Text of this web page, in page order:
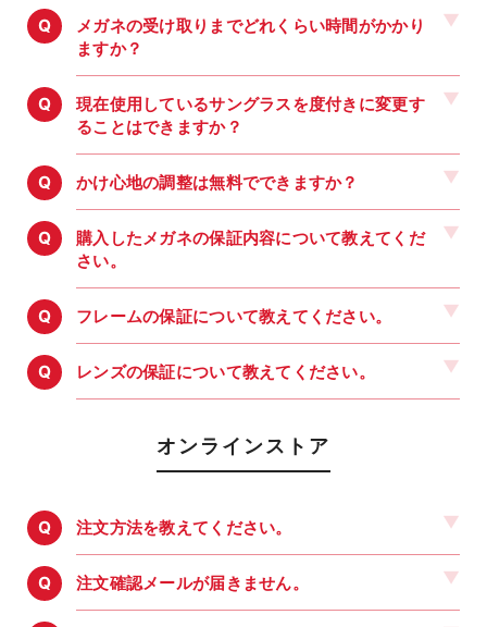
メガネの受け取りまでどれくらい時間がかかり
ますか？
現在使用しているサングラスを度付きに変更す
ることはできますか？
かけ心地の調整は無料でできますか？
購入したメガネの保証内容について教えてくだ
さい。
フレームの保証について教えてください。
レンズの保証について教えてください。
オンラインストア
注文方法を教えてください。
注文確認メールが届きません。